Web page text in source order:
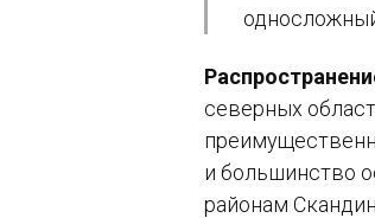
северных
и большинство
районам